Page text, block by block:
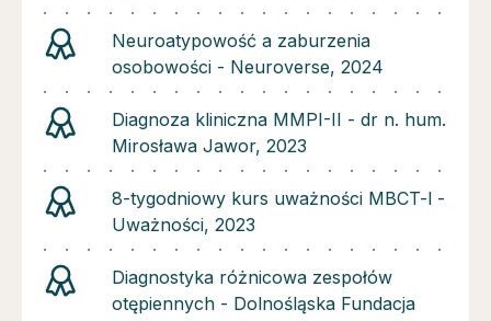
Neuroatypowość a zaburzenia
osobowości - Neuroverse, 2024
Diagnoza kliniczna MMPI-II - dr n. hum.
Mirosława Jawor, 2023
8-tygodniowy kurs uważności MBCT-l -
Uważności, 2023
Diagnostyka różnicowa zespołów
otępiennych - Dolnośląska Fundacja